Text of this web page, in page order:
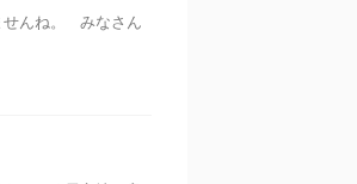
せんね。 みなさん